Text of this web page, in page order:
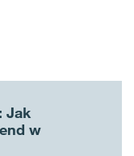
Jak
w